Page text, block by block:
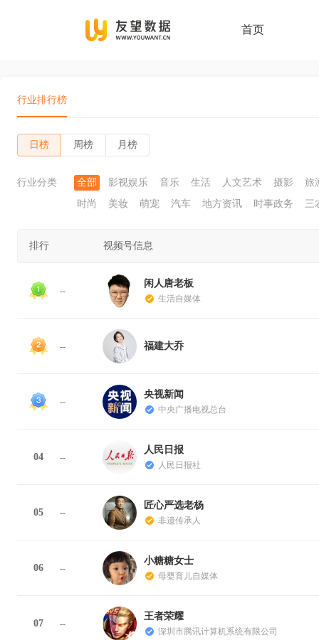
首页
行业排行榜
日榜 周榜 月榜
行业分类 全部 影视娱乐 音乐 生活 人文艺术 摄影
旅
时尚
美妆 萌宠 汽车 地方资讯 时事政务 三
排行 视频号信息
--
闲人唐老板
生活自媒体
-- 福建大乔
--
央视新闻
中央广播电视总台
04 --
人民日报
人民日报社
05 --
匠心严选老杨
非遗传承人
06 --
小糖糖女士
母婴育儿自媒体
07 --
王者荣耀
深圳市腾讯计算机系统有限公司